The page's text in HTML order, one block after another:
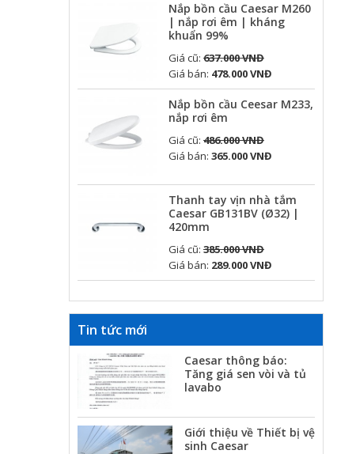
Nắp bồn cầu Caesar M260
| nắp rơi êm | kháng
khuẩn 99%
Giá cũ: 637.000 VNĐ
Giá bán: 478.000 VNĐ
Nắp bồn cầu Ceesar M233,
nắp rơi êm
Giá cũ: 486.000 VNĐ
Giá bán: 365.000 VNĐ
Thanh tay vịn nhà tắm
Caesar GB131BV (Ø32) |
420mm
Giá cũ: 385.000 VNĐ
Giá bán: 289.000 VNĐ
Tin tức mới
Caesar thông báo:
Tăng giá sen vòi và tủ
lavabo
Giới thiệu về Thiết bị vệ
sinh Caesar